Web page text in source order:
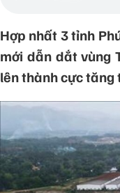
Hợp nhất 3 tỉnh
mới dẫn dắt vùng
lên thành cực